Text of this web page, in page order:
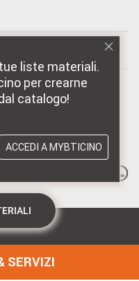
SERVIZI
liste materiali.
per crearne
catalogo!
ACCEDI A MYBTICINO